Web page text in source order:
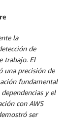
la
de
trabajo. El
una precisión de
fundamental
y el
con AWS
ser